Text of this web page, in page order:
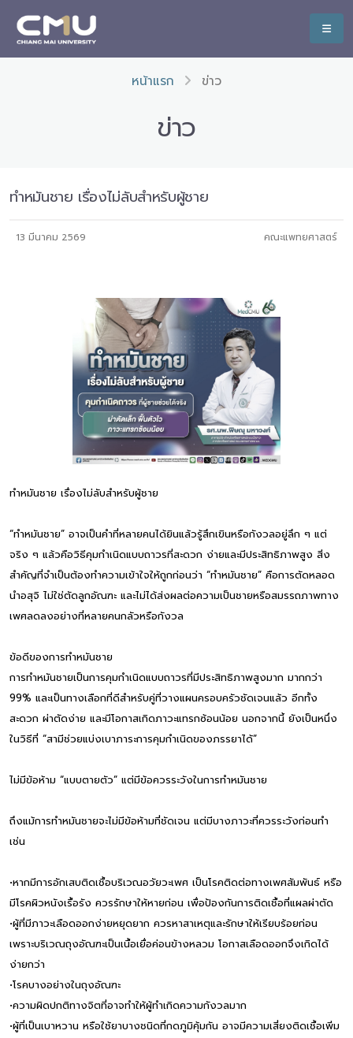
หน้าแรก ข่าว
ข่าว
ทำหมันชาย เรื่องไม่ลับสำหรับผู้ชาย
13 มีนาคม 2569 คณะแพทยศาสตร์
ทำหมันชาย เรื่องไม่ลับสำหรับผู้ชาย
“ทำหมันชาย” อาจเป็นคำที่หลายคนได้ยินแล้วรู้สึกเขินหรือกังวลอยู่ลึก ๆ แต่
จริง ๆ แล้วคือวิธีคุมกำเนิดแบบถาวรที่สะดวก ง่ายและมีประสิทธิภาพสูง สิ่ง
สำคัญที่จำเป็นต้องทำความเข้าใจให้ถูกก่อนว่า “ทำหมันชาย” คือการตัดหลอด
นำอสุจิ ไม่ใช่ตัดลูกอัณฑะ และไม่ได้ส่งผลต่อความเป็นชายหรือสมรรถภาพทาง
เพศลดลงอย่างที่หลายคนกลัวหรือกังวล
ข้อดีของการทำหมันชาย
การทำหมันชายเป็นการคุมกำเนิดแบบถาวรที่มีประสิทธิภาพสูงมาก มากกว่า
99% และเป็นทางเลือกที่ดีสำหรับคู่ที่วางแผนครอบครัวชัดเจนแล้ว อีกทั้ง
สะดวก ผ่าตัดง่าย และมีโอกาสเกิดภาวะแทรกซ้อนน้อย นอกจากนี้ ยังเป็นหนึ่ง
ในวิธีที่ “สามีช่วยแบ่งเบาภาระการคุมกำเนิดของภรรยาได้”
ไม่มีข้อห้าม “แบบตายตัว” แต่มีข้อควรระวังในการทำหมันชาย
ถึงแม้การทำหมันชายจะไม่มีข้อห้ามที่ชัดเจน แต่มีบางภาวะที่ควรระวังก่อนทำ
เช่น
•หากมีการอักเสบติดเชื้อบริเวณอวัยวะเพศ เป็นโรคติดต่อทางเพศสัมพันธ์ หรือ
มีโรคผิวหนังเรื้อรัง ควรรักษาให้หายก่อน เพื่อป้องกันการติดเชื้อที่แผลผ่าตัด
•ผู้ที่มีภาวะเลือดออกง่ายหยุดยาก ควรหาสาเหตุและรักษาให้เรียบร้อยก่อน
เพราะบริเวณถุงอัณฑะเป็นเนื้อเยื่อค่อนข้างหลวม โอกาสเลือดออกจึงเกิดได้
ง่ายกว่า
•โรคบางอย่างในถุงอัณฑะ
•ความผิดปกติทางจิตที่อาจทำให้ผู้ทำเกิดความกังวลมาก
•ผู้ที่เป็นเบาหวาน หรือใช้ยาบางชนิดที่กดภูมิคุ้มกัน อาจมีความเสี่ยงติดเชื้อเพิ่ม